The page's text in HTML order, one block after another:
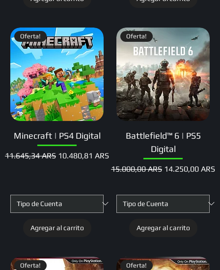
Oferta!
Minecraft | PS4 Digital
Precio
11.645,34 ARS Precio de oferta
10.480,81 ARS
Agregar al carrito
Oferta!
Battlefield™ 6 | PS5
Digital
Precio
15.000,00 ARS Precio de oferta
14.250,00 ARS
Agregar al carrito
Oferta! Oferta!